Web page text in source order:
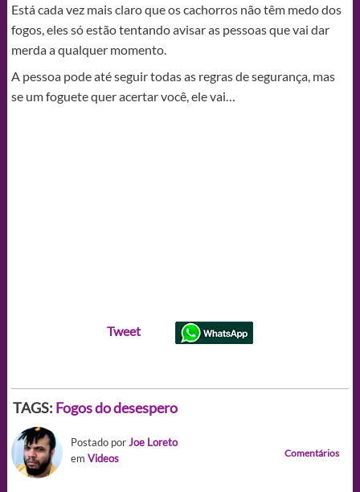
Está cada vez mais claro que os cachorros não têm medo dos
fogos, eles só estão tentando avisar as pessoas que vai dar
merda a qualquer momento.
A pessoa pode até seguir todas as regras de segurança, mas
se um foguete quer acertar você, ele vai…
Tweet
TAGS: Fogos do desespero
Postado porJoe Loreto
em Videos Comentários